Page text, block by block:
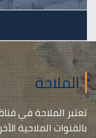
الملاحة
تعتبر الملاحة في
بالقنوات الملاحية